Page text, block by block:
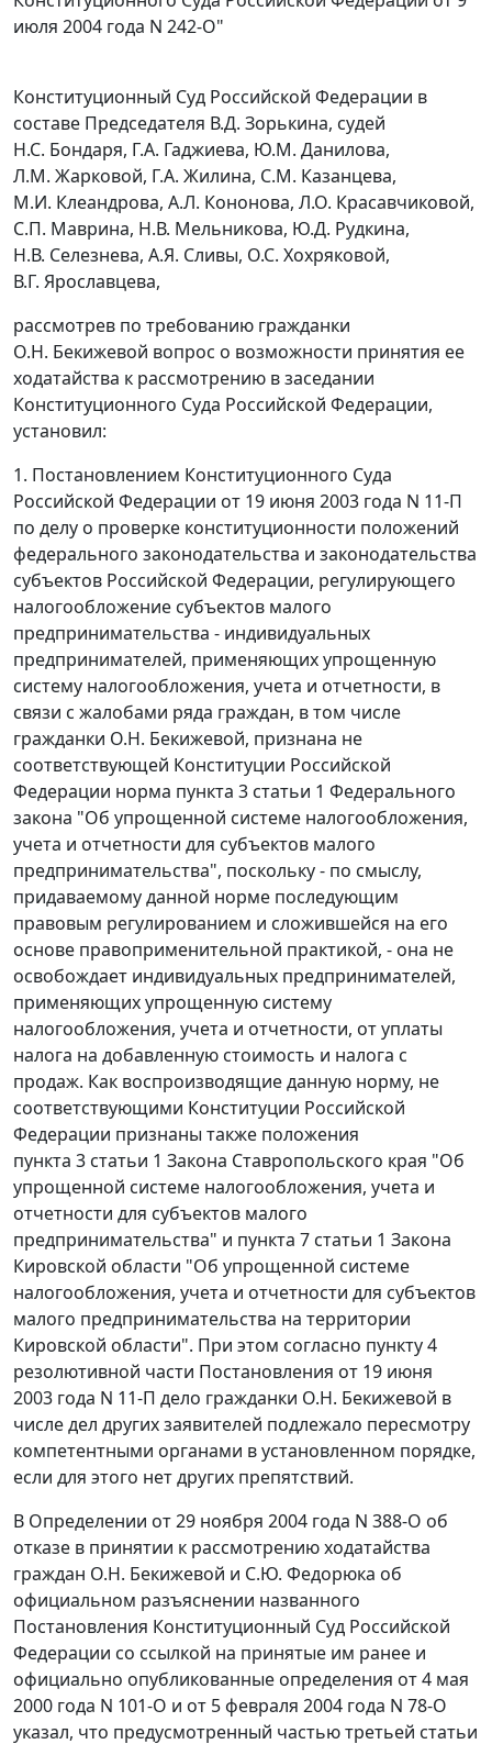
июля 2004 года N 242-О"
Конституционный Суд Российской Федерации в
составе Председателя В.Д. Зорькина, судей
Н.С. Бондаря, Г.А. Гаджиева, Ю.М. Данилова,
Л.М. Жарковой, Г.А. Жилина, С.М. Казанцева,
М.И. Клеандрова, А.Л. Кононова, Л.О. Красавчиковой,
С.П. Маврина, Н.В. Мельникова, Ю.Д. Рудкина,
Н.В. Селезнева, А.Я. Сливы, О.С. Хохряковой,
В.Г. Ярославцева,
рассмотрев по требованию гражданки
О.Н. Бекижевой вопрос о возможности принятия ее
ходатайства к рассмотрению в заседании
Конституционного Суда Российской Федерации,
установил:
1. Постановлением Конституционного Суда
Российской Федерации от 19 июня 2003 года N 11-П
по делу о проверке конституционности положений
федерального законодательства и законодательства
субъектов Российской Федерации, регулирующего
налогообложение субъектов малого
предпринимательства - индивидуальных
предпринимателей, применяющих упрощенную
систему налогообложения, учета и отчетности, в
связи с жалобами ряда граждан, в том числе
гражданки О.Н. Бекижевой, признана не
соответствующей Конституции Российской
Федерации норма пункта 3 статьи 1 Федерального
закона "Об упрощенной системе налогообложения,
учета и отчетности для субъектов малого
предпринимательства", поскольку - по смыслу,
придаваемому данной норме последующим
правовым регулированием и сложившейся на его
основе правоприменительной практикой, - она не
освобождает индивидуальных предпринимателей,
применяющих упрощенную систему
налогообложения, учета и отчетности, от уплаты
налога на добавленную стоимость и налога с
продаж. Как воспроизводящие данную норму, не
соответствующими Конституции Российской
Федерации признаны также положения
пункта 3 статьи 1 Закона Ставропольского края "Об
упрощенной системе налогообложения, учета и
отчетности для субъектов малого
предпринимательства" и пункта 7 статьи 1 Закона
Кировской области "Об упрощенной системе
налогообложения, учета и отчетности для субъектов
малого предпринимательства на территории
Кировской области". При этом согласно пункту 4
резолютивной части Постановления от 19 июня
2003 года N 11-П дело гражданки О.Н. Бекижевой в
числе дел других заявителей подлежало пересмотру
компетентными органами в установленном порядке,
если для этого нет других препятствий.
В Определении от 29 ноября 2004 года N 388-O об
отказе в принятии к рассмотрению ходатайства
граждан О.Н. Бекижевой и С.Ю. Федорюка об
официальном разъяснении названного
Постановления Конституционный Суд Российской
Федерации со ссылкой на принятые им ранее и
официально опубликованные определения от 4 мая
2000 года N 101-О и от 5 февраля 2004 года N 78-О
указал, что предусмотренный частью третьей статьи